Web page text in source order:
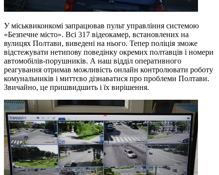
У міськвиконкомі запрацював пульт управління системою
«Безпечне місто». Всі 317 відеокамер, встановлених на
вулицях Полтави, виведені на нього. Тепер поліція зможе
відстежувати нетипову поведінку окремих полтавців і номери
автомобілів-порушників. А наш відділ оперативного
реагування отримав можливість онлайн контролювати роботу
комунальників і миттєво дізнаватися про проблеми Полтави.
Звичайно, це пришвидшить і їх вирішення.